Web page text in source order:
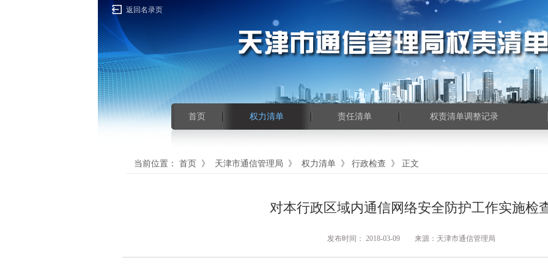
返回名录页
首页 权力清单 责任清单 权责清单调整记录
当前位置： 首页 》 天津市通信管理局 》 权力清单 》 行政检查 》 正文
对本行政区域内通信网络安全防护工作实施检
发布时间： 2018-03-09 来源：天津市通信管理局